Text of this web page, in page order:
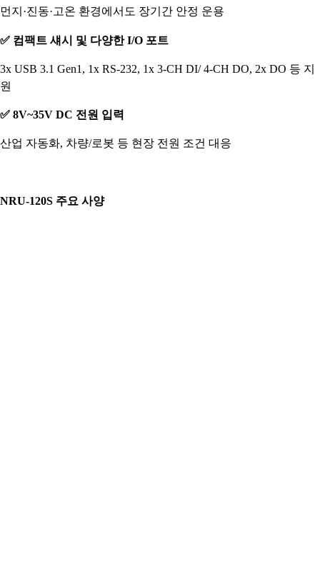
먼지·진동·고온 환경에서도 장기간 안정 운용
✅ 컴팩트 섀시 및 다양한 I/O 포트
3x USB 3.1 Gen1, 1x RS-232, 1x 3-CH DI/ 4-CH DO, 2x DO 등 지
원
✅ 8V~35V DC 전원 입력
산업 자동화, 차량/로봇 등 현장 전원 조건 대응
NRU-120S 주요 사양